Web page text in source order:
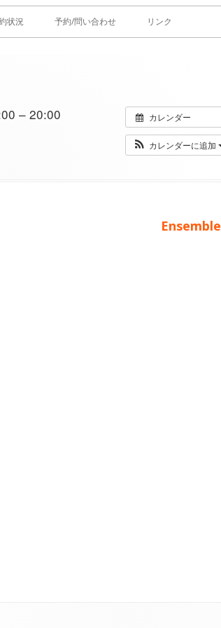
状況 予約/問い合わせ リンク
カレンダー
カレンダーに追加
– 20:00
次
Ensemble